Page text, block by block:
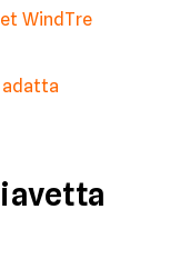
WindTre
adatta